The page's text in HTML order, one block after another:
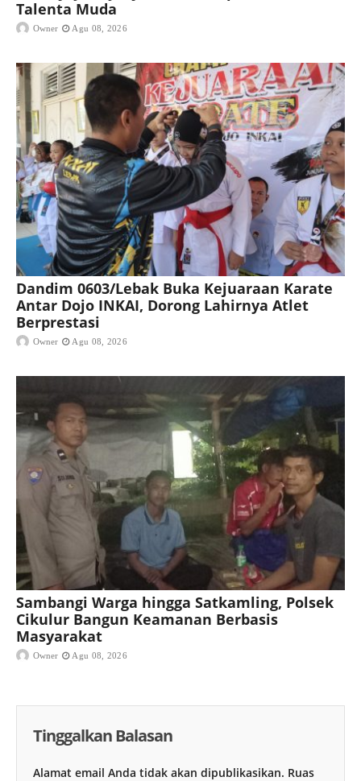
Talenta Muda
Owner Agu 08, 2026
Dandim 0603/Lebak Buka Kejuaraan Karate
Antar Dojo INKAI, Dorong Lahirnya Atlet
Berprestasi
Owner Agu 08, 2026
Sambangi Warga hingga Satkamling, Polsek
Cikulur Bangun Keamanan Berbasis
Masyarakat
Owner Agu 08, 2026
Tinggalkan Balasan
Alamat email Anda tidak akan dipublikasikan. Ruas